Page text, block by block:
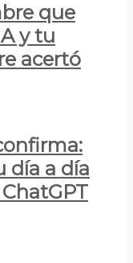
que
y tu
acertó
día a día